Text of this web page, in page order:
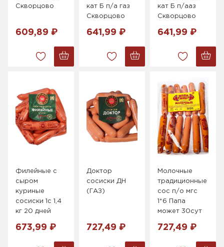
Скворцово
609,89 ₽
кат Б п/а газ
Скворцово
641,99 ₽
кат Б п/ааз
Скворцово
641,99 ₽
Филейные с
сыром
куриные
сосиски 1с 1,4
кг 20 дней
673,99 ₽
Доктор
сосиски ДН
(ГАЗ)
727,49 ₽
Молочные
традиционные
сос п/о мгс
1*6 Папа
может 30сут
727,49 ₽